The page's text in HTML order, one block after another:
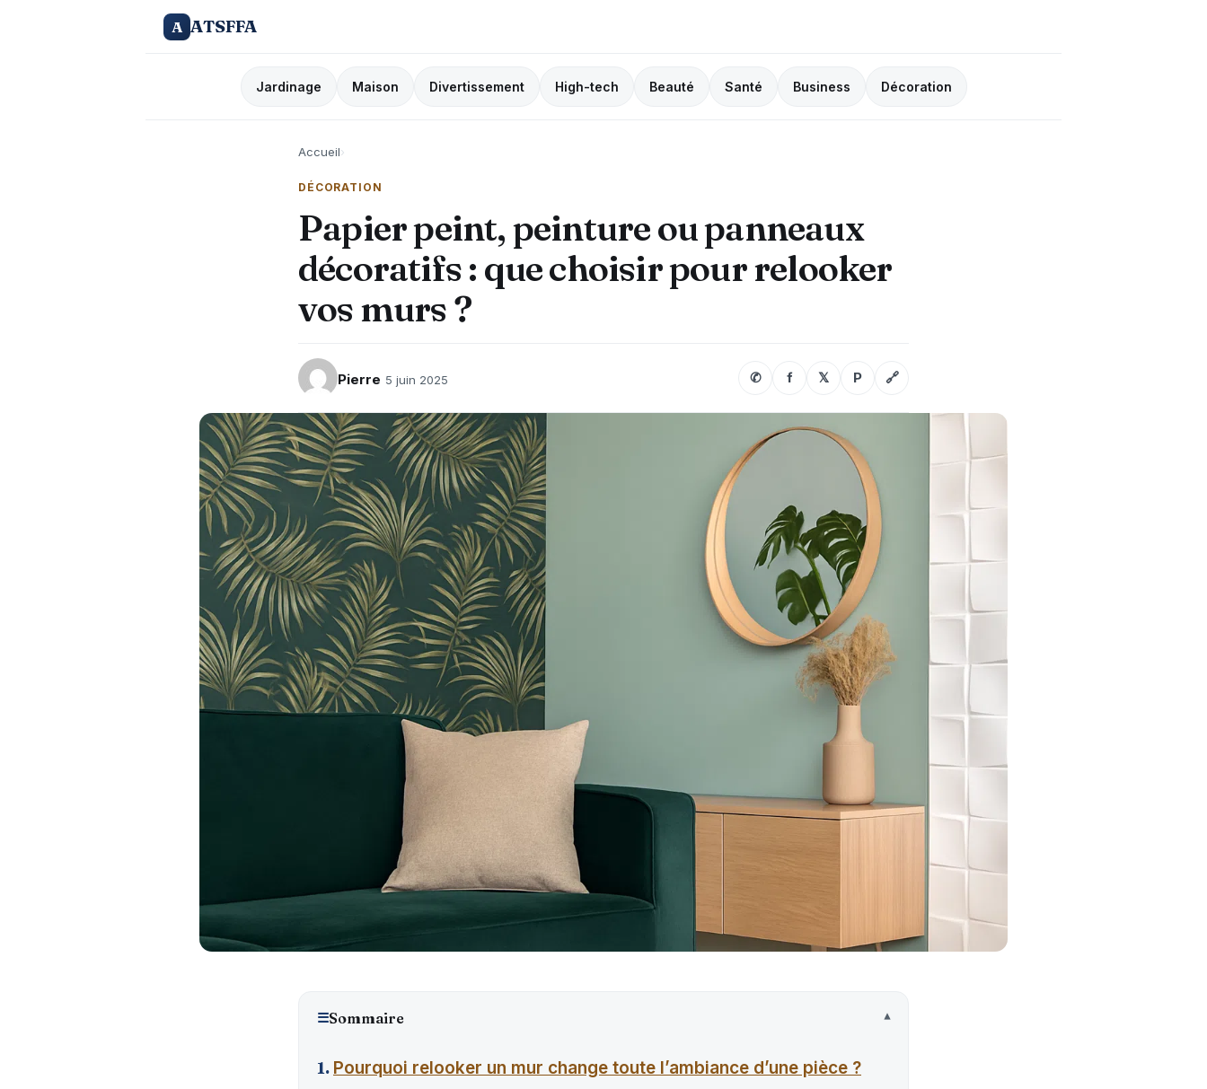
A ATSFFA
Jardinage Maison Divertissement High-tech Beauté Santé Business Décoration
Accueil›
DÉCORATION
Papier peint, peinture ou panneaux
décoratifs : que choisir pour relooker
vos murs ?
Pierre 5 juin 2025 ✆ f 𝕏 P 🔗
☰Sommaire
Pourquoi relooker un mur change toute l’ambiance d’une pièce ?